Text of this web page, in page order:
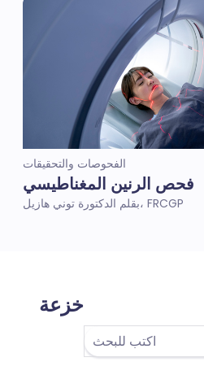
الفحوصات والتحقيقات
فحص الرنين المغناطيسي
بقلم الدكتورة توني هازيل، FRCGP
خزعة